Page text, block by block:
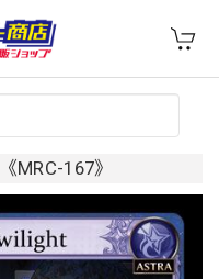
167》